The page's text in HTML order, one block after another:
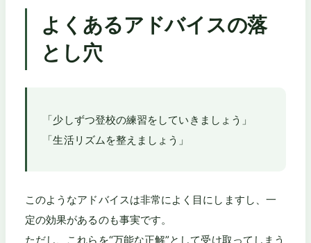
よくあるアドバイスの落
とし穴
「少しずつ登校の練習をしていきましょう」
「生活リズムを整えましょう」
このようなアドバイスは非常によく目にしますし、一
定の効果があるのも事実です。
ただし、これらを“万能な正解”として受け取ってしまう